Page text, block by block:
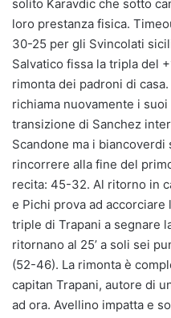
solito Karavdic che sotto
loro prestanza fisica.
30-25 per gli Svincolati
Salvatico fissa la tripla del
rimonta dei padroni di
richiama nuovamente i
transizione di Sanchez
Scandone ma i
rincorrere alla fine del
recita: 45-32. Al ritorno in
e Pichi prova ad
triple di Trapani a segnare
ritornano al 25’ a soli sei
(52-46). La rimonta è
capitan Trapani, autore di
ad ora. Avellino impatta e